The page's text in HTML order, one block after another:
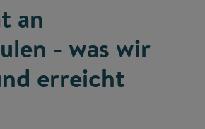
an
- was wir
erreicht